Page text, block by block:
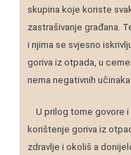
skupina koje koriste
zastrašivanje građana.
i njima se svjesno
goriva iz otpada, u
nema negativnih
U prilog tome govore i
korištenje goriva iz
zdravlje i okoliš a